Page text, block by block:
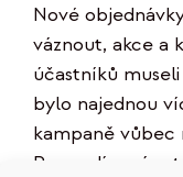
Nové
váznout, akce a
účastníků
bylo najednou
kampaně vůbec
Prozradím vám